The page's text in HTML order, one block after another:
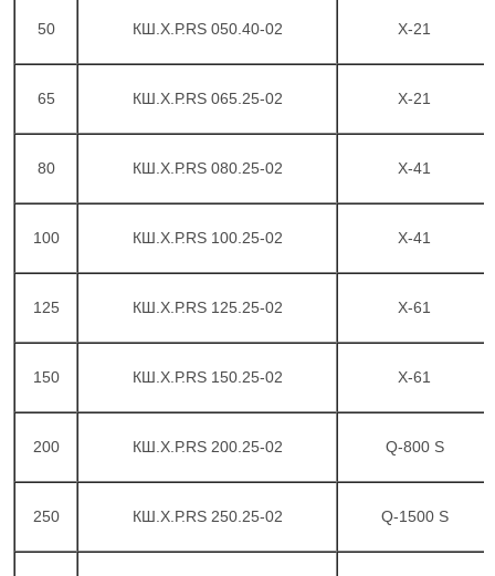
50 КШ.Х.Р.RS 050.40-02 X-21
65 КШ.Х.Р.RS 065.25-02 X-21
80 КШ.Х.Р.RS 080.25-02 X-41
100 КШ.Х.Р.RS 100.25-02 X-41
125 КШ.Х.Р.RS 125.25-02 X-61
150 КШ.Х.Р.RS 150.25-02 X-61
200 КШ.Х.Р.RS 200.25-02 Q-800 S
250 КШ.Х.Р.RS 250.25-02 Q-1500 S